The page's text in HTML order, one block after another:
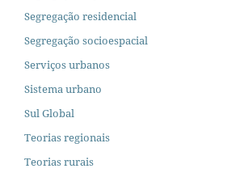
Segregação residencial
Segregação socioespacial
Serviços urbanos
Sistema urbano
Sul Global
Teorias regionais
Teorias rurais